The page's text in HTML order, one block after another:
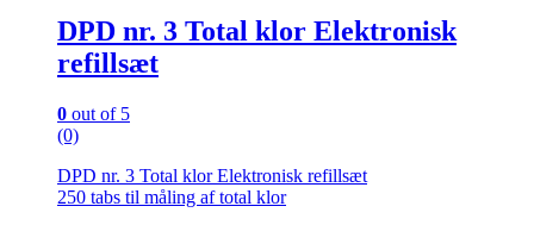
DPD nr. 3 Total klor Elektronisk
refillsæt
0 out of 5
(0)
DPD nr. 3 Total klor Elektronisk refillsæt
250 tabs til måling af total klor